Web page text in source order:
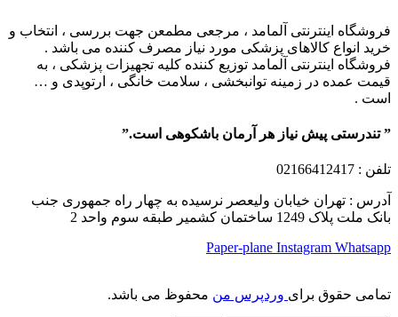
فروشگاه اینترنتی آلمامد ، مرجعی مطمعن جهت بررسی ، انتخاب و
خرید انواع کالاهای پزشکی مورد نیاز مصرف کننده می باشد .
فروشگاه اینترنتی آلمامد توزیع کننده کلیه تجهیزات پزشکی ، به
قیمت عمده در زمینه توانبخشی ، سلامت خانگی ، ارتوپدی و …
است .
” تندرستی پیش نیاز هر آرمان باشکوهی است.”
تلفن : 02166412417
آدرس : تهران خیابان ولیعصر نرسیده به چهار راه جمهوری جنب
بانک ملت پلاک 1249 ساختمان کشمیر طبقه سوم واحد 2
Paper-plane Instagram Whatsapp
تمامی حقوق برای وردپرس من محفوظ می باشد.